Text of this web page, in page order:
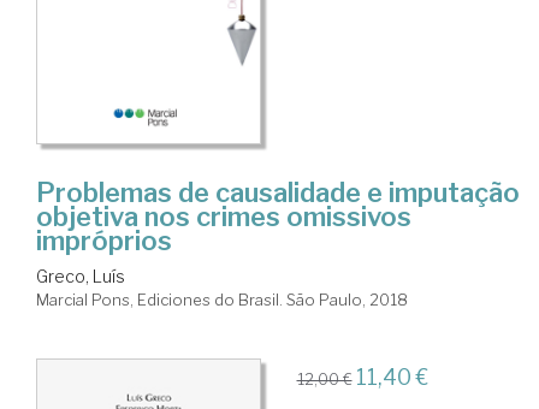
Problemas de causalidade e imputação
objetiva nos crimes omissivos
impróprios
Greco, Luís
Marcial Pons, Ediciones do Brasil. São Paulo, 2018
12,00 € 11,40 €